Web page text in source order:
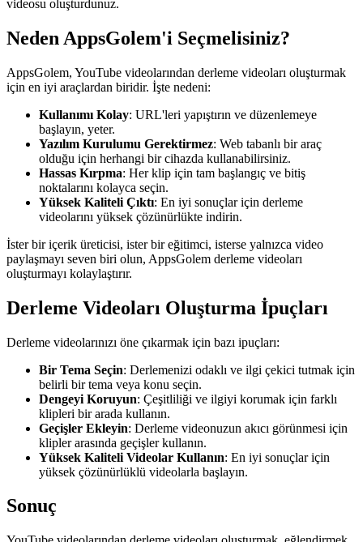
videosu oluşturdunuz.
Neden AppsGolem'i Seçmelisiniz?
AppsGolem, YouTube videolarından derleme videoları oluşturmak
için en iyi araçlardan biridir. İşte nedeni:
Kullanımı Kolay: URL'leri yapıştırın ve düzenlemeye
başlayın, yeter.
Yazılım Kurulumu Gerektirmez: Web tabanlı bir araç
olduğu için herhangi bir cihazda kullanabilirsiniz.
Hassas Kırpma: Her klip için tam başlangıç ve bitiş
noktalarını kolayca seçin.
Yüksek Kaliteli Çıktı: En iyi sonuçlar için derleme
videolarını yüksek çözünürlükte indirin.
İster bir içerik üreticisi, ister bir eğitimci, isterse yalnızca video
paylaşmayı seven biri olun, AppsGolem derleme videoları
oluşturmayı kolaylaştırır.
Derleme Videoları Oluşturma İpuçları
Derleme videolarınızı öne çıkarmak için bazı ipuçları:
Bir Tema Seçin: Derlemenizi odaklı ve ilgi çekici tutmak için
belirli bir tema veya konu seçin.
Dengeyi Koruyun: Çeşitliliği ve ilgiyi korumak için farklı
klipleri bir arada kullanın.
Geçişler Ekleyin: Derleme videonuzun akıcı görünmesi için
klipler arasında geçişler kullanın.
Yüksek Kaliteli Videolar Kullanın: En iyi sonuçlar için
yüksek çözünürlüklü videolarla başlayın.
Sonuç